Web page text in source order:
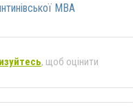
МВА
, щоб оцінити